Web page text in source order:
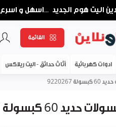
اليت هوم الجديد ...اسهل و اسرع
القائمة
ادوات كهربائية أثاث حدائق - اليت ريلاكس
9220267
60 كبسولة 9220267